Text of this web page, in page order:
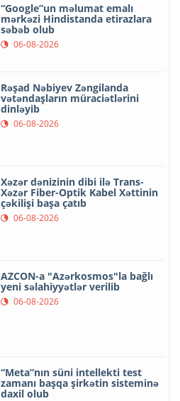
“Google”un məlumat emalı
mərkəzi Hindistanda etirazlara
səbəb olub
06-08-2026
Rəşad Nəbiyev Zəngilanda
vətəndaşların müraciətlərini
dinləyib
06-08-2026
Xəzər dənizinin dibi ilə Trans-
Xəzər Fiber-Optik Kabel Xəttinin
çəkilişi başa çatıb
06-08-2026
AZCON-a "Azərkosmos"la bağlı
yeni səlahiyyətlər verilib
06-08-2026
“Meta”nın süni intellekti test
zamanı başqa şirkətin sisteminə
daxil olub